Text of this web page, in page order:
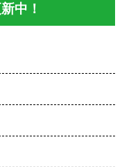
中！